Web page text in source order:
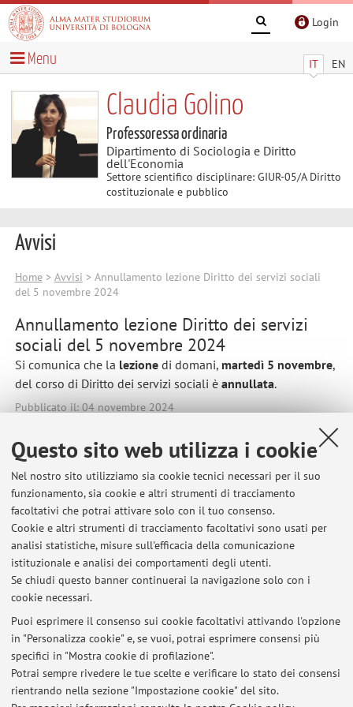
Questo sito web utilizza i cookie
Nel nostro sito utilizziamo sia cookie tecnici necessari per il suo
funzionamento, sia cookie e altri strumenti di tracciamento
facoltativi che potrai attivare solo con il tuo consenso.
Cookie e altri strumenti di tracciamento facoltativi sono usati per
analisi statistiche, misure sull'efficacia della comunicazione
istituzionale e analisi dei comportamenti degli utenti.
Se chiudi questo banner continuerai la navigazione solo con i
cookie necessari.
Puoi esprimere il consenso sui cookie facoltativi attivando l'opzione
in "Personalizza cookie" e, se vuoi, potrai esprimere consensi più
specifici in "Mostra cookie di profilazione".
Potrai sempre rivedere le tue scelte e verificare lo stato dei consensi
rientrando nella sezione "Impostazione cookie" del sito.
Login
IT EN
Menu
Claudia Golino
Professoressa ordinaria
Dipartimento di Sociologia e Diritto
dell'Economia
Settore scientifico disciplinare: GIUR-05/A Diritto
costituzionale e pubblico
Avvisi
Home> Avvisi > Annullamento lezione Diritto dei servizi sociali
del 5 novembre 2024
Annullamento lezione Diritto dei servizi
sociali del 5 novembre 2024
Si comunica che la lezionedi domani, martedì 5 novembre,
del corso di Diritto dei servizi sociali è annullata.
Pubblicato il: 04 novembre 2024
Ultimi avvisi
Cancellazione lezione 15 settembre h. 13-15 - Istituzioni di diritto
pubblico
Pubblicato il: 08 settembre 2025
26 Novembre 2024 - Seminario Cittadinanza, Genere e Spazio
Pubblico. Storie dal Contesto Urbano
Pubblicato il: 22 novembre 2024
Annullamento lezione Diritto dei servizi sociali del 5 novembre
2024
Pubblicato il: 04 novembre 2024